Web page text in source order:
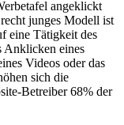
angeklickt
junges Modell ist
eine Tätigkeit des
Anklicken eines
Videos oder das
sich die
Betreiber 68% der